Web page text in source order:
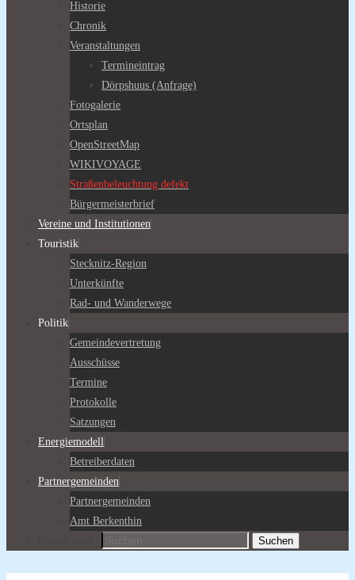
Historie
Chronik
Veranstaltungen
Termineintrag
Dörpshuus (Anfrage)
Fotogalerie
Ortsplan
OpenStreetMap
WIKIVOYAGE
Straßenbeleuchtung defekt
Bürgermeisterbrief
Vereine und Institutionen
Touristik
Stecknitz-Region
Unterkünfte
Rad- und Wanderwege
Politik
Gemeindevertretung
Ausschüsse
Termine
Protokolle
Satzungen
Energiemodell
Betreiberdaten
Partnergemeinden
Partnergemeinden
Amt Berkenthin
Suchen